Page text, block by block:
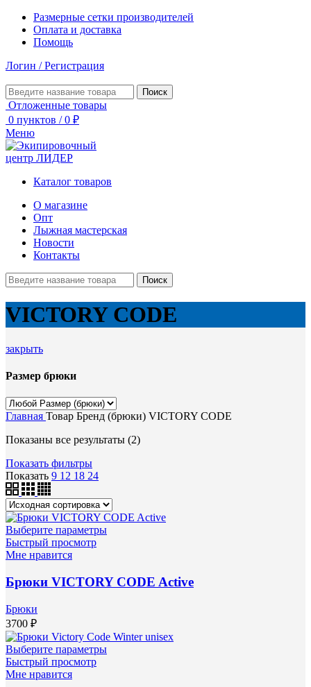
Размерные сетки производителей
Оплата и доставка
Помощь
Логин / Регистрация
Поиск
Отложенные товары
0 пунктов / 0 ₽
Меню
Каталог товаров
О магазине
Опт
Лыжная мастерская
Новости
Контакты
Поиск
VICTORY CODE
закрыть
Размер брюки
Главная Товар Бренд (брюки) VICTORY CODE
Показаны все результаты (2)
Показать фильтры
Показать 9 12 18 24
Выберите параметры
Быстрый просмотр
Мне нравится
Брюки VICTORY CODE Active
Брюки
3700 ₽
Выберите параметры
Быстрый просмотр
Мне нравится